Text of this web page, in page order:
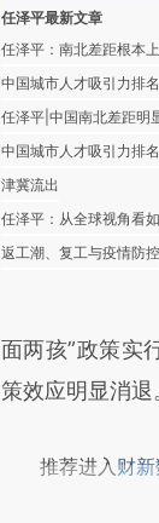
任泽平最新文章
任泽平：南北差距根本
中国城市人才吸引力排
任泽平|中国南北差距明
中国城市人才吸引力排
津冀流出
任泽平：从全球视角看
返工潮、复工与疫情防控
面两孩”政策实
策效应明显消退
推荐进入 财